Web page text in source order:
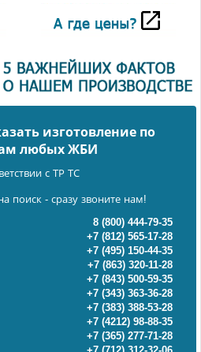
изготовление по
любых ЖБИ
с ТР ТС
поиск - сразу звоните нам!
8 (800) 444-79-35
+7 (812) 565-17-28
+7 (495) 150-44-35
+7 (863) 320-11-28
+7 (843) 500-59-35
+7 (343) 363-36-28
+7 (383) 388-53-28
+7 (4212) 98-88-35
+7 (365) 277-71-28